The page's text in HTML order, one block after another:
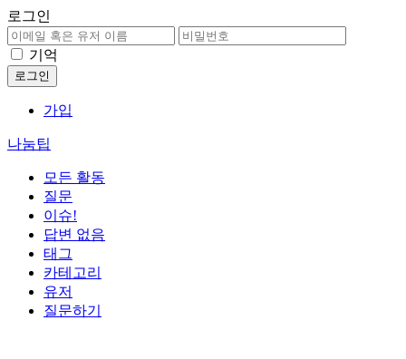
로그인
기억
가입
나눔팁
모든 활동
질문
이슈!
답변 없음
태그
카테고리
유저
질문하기